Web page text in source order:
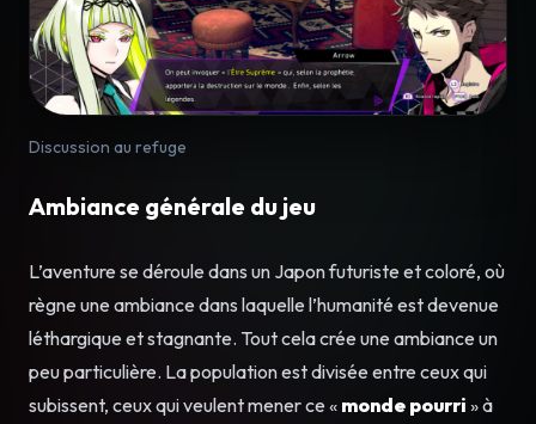
Discussion au refuge
Ambiance générale du jeu
L’aventure se déroule dans un Japon futuriste et coloré, où
règne une ambiance dans laquelle l’humanité est devenue
léthargique et stagnante. Tout cela crée une ambiance un
peu particulière. La population est divisée entre ceux qui
subissent, ceux qui veulent mener ce « monde pourri » à